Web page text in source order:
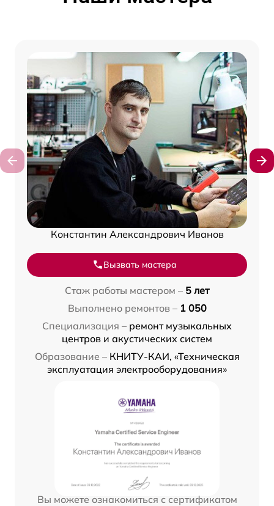
Константин Александрович Иванов
Вызвать мастера
Стаж работы мастером – 5 лет
Выполнено ремонтов – 1 050
Специализация – ремонт музыкальных
центров и акустических систем
Образование – КНИТУ-КАИ, «Техническая
эксплуатация электрооборудования»
Вы можете ознакомиться с сертификатом